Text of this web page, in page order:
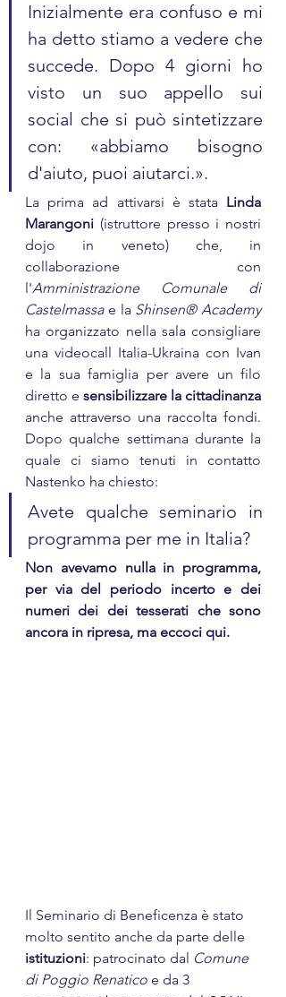
Inizialmente era confuso e mi
ha detto stiamo a vedere che
succede. Dopo 4 giorni ho
visto un suo appello sui
social che si può sintetizzare
con: «abbiamo bisogno
d'aiuto, puoi aiutarci.».
La prima ad attivarsi è stata Linda
Marangoni (istruttore presso i nostri
dojo in veneto) che, in
collaborazione con
l'Amministrazione Comunale di
Castelmassa e la Shinsen® Academy
ha organizzato nella sala consigliare
una videocall Italia-Ukraina con Ivan
e la sua famiglia per avere un filo
diretto e sensibilizzare la cittadinanza
anche attraverso una raccolta fondi.
Dopo qualche settimana durante la
quale ci siamo tenuti in contatto
Nastenko ha chiesto:
Avete qualche seminario in
programma per me in Italia?
Non avevamo nulla in programma,
per via del periodo incerto e dei
numeri dei dei tesserati che sono
ancora in ripresa, ma eccoci qui.
Il Seminario di Beneficenza è stato
molto sentito anche da parte delle
istituzioni: patrocinato dal Comune
di Poggio Renatico e da 3